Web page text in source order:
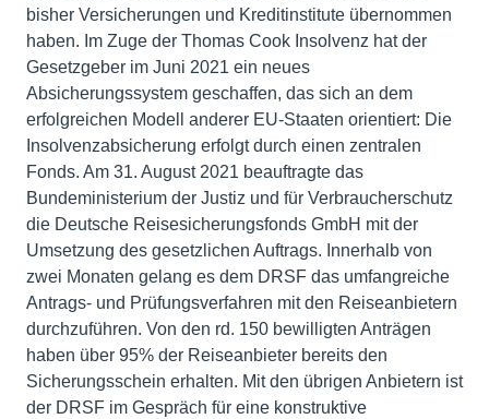
bisher Versicherungen und Kreditinstitute übernommen
haben. Im Zuge der Thomas Cook Insolvenz hat der
Gesetzgeber im Juni 2021 ein neues
Absicherungssystem geschaffen, das sich an dem
erfolgreichen Modell anderer EU-Staaten orientiert: Die
Insolvenzabsicherung erfolgt durch einen zentralen
Fonds. Am 31. August 2021 beauftragte das
Bundeministerium der Justiz und für Verbraucherschutz
die Deutsche Reisesicherungsfonds GmbH mit der
Umsetzung des gesetzlichen Auftrags. Innerhalb von
zwei Monaten gelang es dem DRSF das umfangreiche
Antrags- und Prüfungsverfahren mit den Reiseanbietern
durchzuführen. Von den rd. 150 bewilligten Anträgen
haben über 95% der Reiseanbieter bereits den
Sicherungsschein erhalten. Mit den übrigen Anbietern ist
der DRSF im Gespräch für eine konstruktive